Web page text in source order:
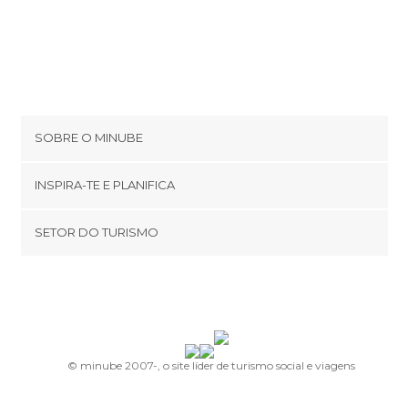
SOBRE O MINUBE
Términos e Condições
INSPIRA-TE E PLANIFICA
SETOR DO TURISMO
© minube 2007-, o site líder de turismo social e viagens